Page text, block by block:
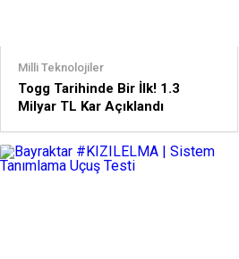
Milli Teknolojiler
Togg Tarihinde Bir İlk! 1.3
Milyar TL Kar Açıklandı